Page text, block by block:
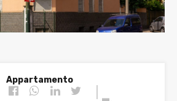
Appartamento